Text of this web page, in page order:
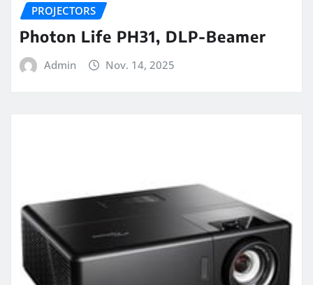
PROJECTORS
Photon Life PH31, DLP-Beamer
Admin Nov. 14, 2025